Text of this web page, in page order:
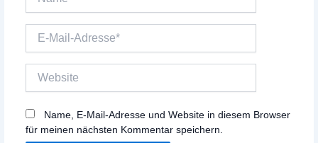
Mail-
Name, E-Mail-Adresse und Website in diesem Browser
für meinen nächsten Kommentar speichern.